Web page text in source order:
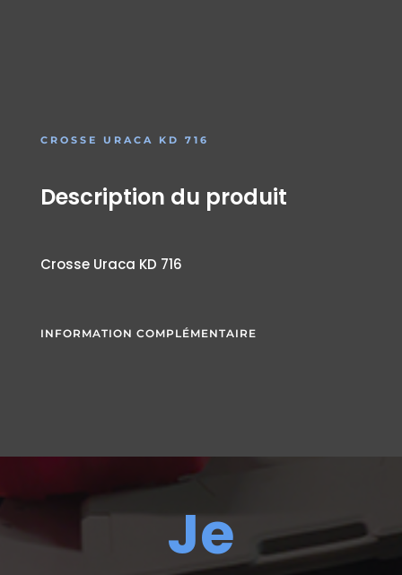
CROSSE URACA KD 716
Description du produit
Crosse Uraca KD 716
INFORMATION COMPLÉMENTAIRE
Je